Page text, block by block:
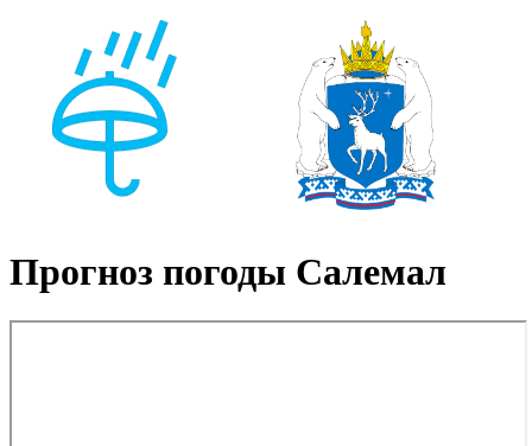
Прогноз погоды Салемал